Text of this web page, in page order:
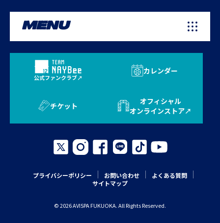
MENU
公式ファンクラブ
カレンダー
チケット
オフィシャル
オンラインストア
プライバシーポリシー お問い合わせ
よくある質問
サイトマップ
© 2026 AVISPA FUKUOKA. All Rights Reserved.